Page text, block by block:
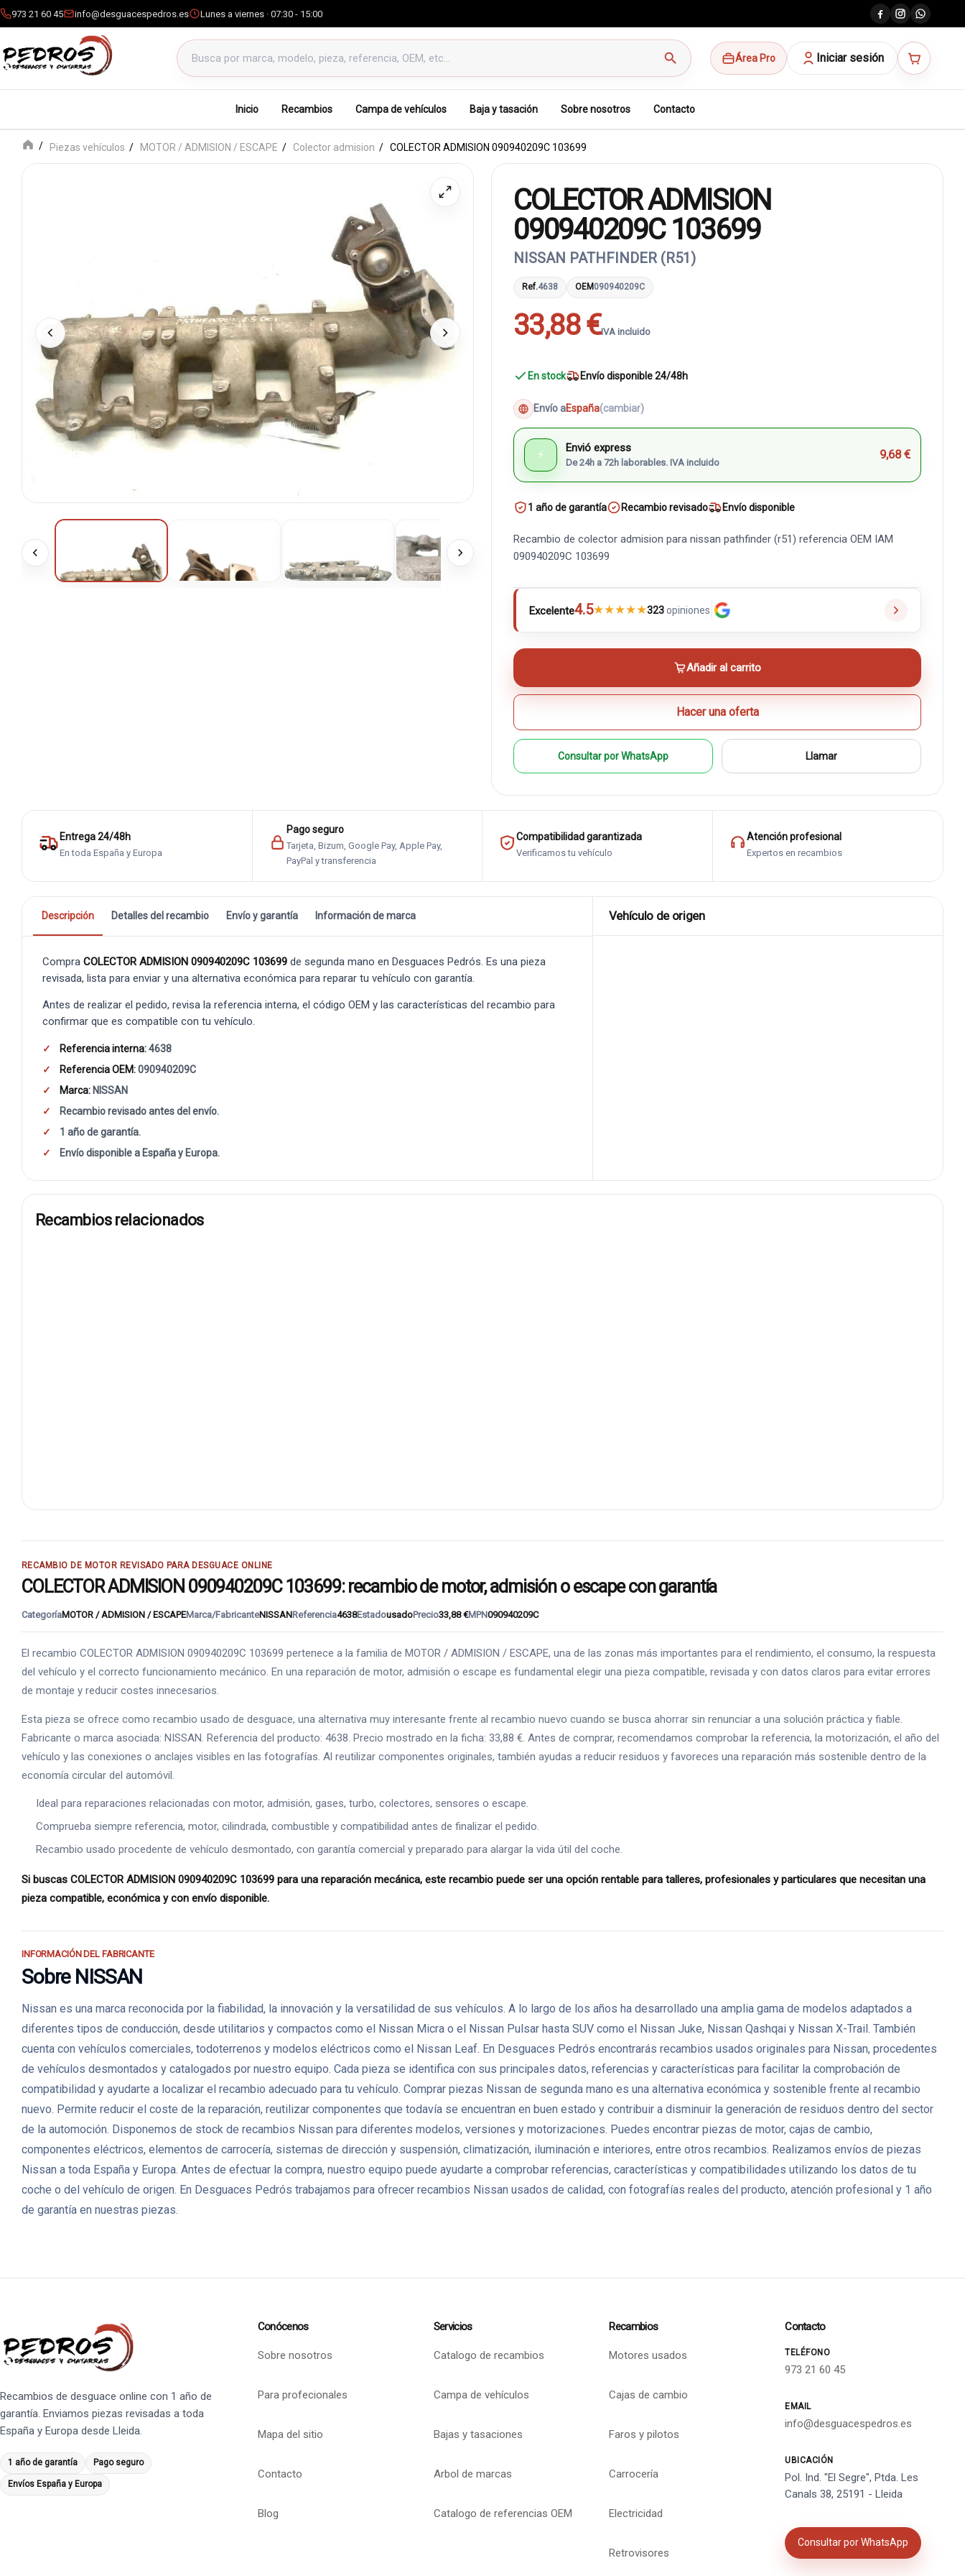
973 21 60 45 info@desguacespedros.es Lunes a viernes · 07:30 - 15:00
Buscar productos
search Área Pro Iniciar sesión
Inicio Recambios Campa de vehículos Baja y tasación Sobre nosotros Contacto
Piezas vehículos MOTOR / ADMISION / ESCAPE Colector admision COLECTOR ADMISION 090940209C 103699
COLECTOR ADMISION
090940209C 103699
NISSAN PATHFINDER (R51)
Ref.4638 OEM 090940209C
33,88 €IVA incluido
En stock Envío disponible 24/48h
Envío aEspaña(cambiar)
⚡ Envió express
De 24h a 72h laborables. IVA incluido
9,68 €
1 año de garantía Recambio revisado Envío disponible
Recambio de colector admision para nissan pathfinder (r51) referencia OEM IAM
090940209C 103699
Excelente4.5★★★★★323opiniones
Añadir al carrito
Hacer una oferta
Consultar por WhatsApp Llamar
Entrega 24/48h
En toda España y Europa
Pago seguro
Tarjeta, Bizum, Google Pay, Apple Pay,
PayPal y transferencia
Compatibilidad garantizada
Verificamos tu vehículo
Atención profesional
Expertos en recambios
Descripción Detalles del recambio Envío y garantía Información de marca
Compra COLECTOR ADMISION 090940209C 103699 de segunda mano en Desguaces Pedrós. Es una pieza
revisada, lista para enviar y una alternativa económica para reparar tu vehículo con garantía.
Antes de realizar el pedido, revisa la referencia interna, el código OEM y las características del recambio para
confirmar que es compatible con tu vehículo.
Referencia interna:4638
Referencia OEM:090940209C
Marca: NISSAN
Recambio revisado antes del envío.
1 año de garantía.
Envío disponible a España y Europa.
Vehículo de origen
Recambios relacionados
RECAMBIO DE MOTOR REVISADO PARA DESGUACE ONLINE
COLECTOR ADMISION 090940209C 103699: recambio de motor, admisión o escape con garantía
CategoríaMOTOR / ADMISION / ESCAPEMarca/FabricanteNISSANReferencia4638EstadousadoPrecio33,88 €MPN090940209C
El recambio COLECTOR ADMISION 090940209C 103699 pertenece a la familia de MOTOR / ADMISION / ESCAPE, una de las zonas más importantes para el rendimiento, el consumo, la respuesta
del vehículo y el correcto funcionamiento mecánico. En una reparación de motor, admisión o escape es fundamental elegir una pieza compatible, revisada y con datos claros para evitar errores
de montaje y reducir costes innecesarios.
Esta pieza se ofrece como recambio usado de desguace, una alternativa muy interesante frente al recambio nuevo cuando se busca ahorrar sin renunciar a una solución práctica y fiable.
Fabricante o marca asociada: NISSAN. Referencia del producto: 4638. Precio mostrado en la ficha: 33,88 €. Antes de comprar, recomendamos comprobar la referencia, la motorización, el año del
vehículo y las conexiones o anclajes visibles en las fotografías. Al reutilizar componentes originales, también ayudas a reducir residuos y favoreces una reparación más sostenible dentro de la
economía circular del automóvil.
Ideal para reparaciones relacionadas con motor, admisión, gases, turbo, colectores, sensores o escape.
Comprueba siempre referencia, motor, cilindrada, combustible y compatibilidad antes de finalizar el pedido.
Recambio usado procedente de vehículo desmontado, con garantía comercial y preparado para alargar la vida útil del coche.
Si buscas COLECTOR ADMISION 090940209C 103699 para una reparación mecánica, este recambio puede ser una opción rentable para talleres, profesionales y particulares que necesitan una
pieza compatible, económica y con envío disponible.
INFORMACIÓN DEL FABRICANTE
Sobre NISSAN
Nissan es una marca reconocida por la fiabilidad, la innovación y la versatilidad de sus vehículos. A lo largo de los años ha desarrollado una amplia gama de modelos adaptados a
diferentes tipos de conducción, desde utilitarios y compactos como el Nissan Micra o el Nissan Pulsar hasta SUV como el Nissan Juke, Nissan Qashqai y Nissan X-Trail. También
cuenta con vehículos comerciales, todoterrenos y modelos eléctricos como el Nissan Leaf. En Desguaces Pedrós encontrarás recambios usados originales para Nissan, procedentes
de vehículos desmontados y catalogados por nuestro equipo. Cada pieza se identifica con sus principales datos, referencias y características para facilitar la comprobación de
compatibilidad y ayudarte a localizar el recambio adecuado para tu vehículo. Comprar piezas Nissan de segunda mano es una alternativa económica y sostenible frente al recambio
nuevo. Permite reducir el coste de la reparación, reutilizar componentes que todavía se encuentran en buen estado y contribuir a disminuir la generación de residuos dentro del sector
de la automoción. Disponemos de stock de recambios Nissan para diferentes modelos, versiones y motorizaciones. Puedes encontrar piezas de motor, cajas de cambio,
componentes eléctricos, elementos de carrocería, sistemas de dirección y suspensión, climatización, iluminación e interiores, entre otros recambios. Realizamos envíos de piezas
Nissan a toda España y Europa. Antes de efectuar la compra, nuestro equipo puede ayudarte a comprobar referencias, características y compatibilidades utilizando los datos de tu
coche o del vehículo de origen. En Desguaces Pedrós trabajamos para ofrecer recambios Nissan usados de calidad, con fotografías reales del producto, atención profesional y 1 año
de garantía en nuestras piezas.
Recambios de desguace online con 1 año de
garantía. Enviamos piezas revisadas a toda
España y Europa desde Lleida.
1 año de garantía Pago seguro
Envíos España y Europa
Conócenos
Sobre nosotros
Para profecionales
Mapa del sitio
Contacto
Blog
Servicios
Catalogo de recambios
Campa de vehículos
Bajas y tasaciones
Arbol de marcas
Catalogo de referencias OEM
Recambios
Motores usados
Cajas de cambio
Faros y pilotos
Carrocería
Electricidad
Retrovisores
Contacto
TELÉFONO
973 21 60 45
EMAIL
info@desguacespedros.es
UBICACIÓN
Pol. Ind. "El Segre", Ptda. Les
Canals 38, 25191 - Lleida
Consultar por WhatsApp